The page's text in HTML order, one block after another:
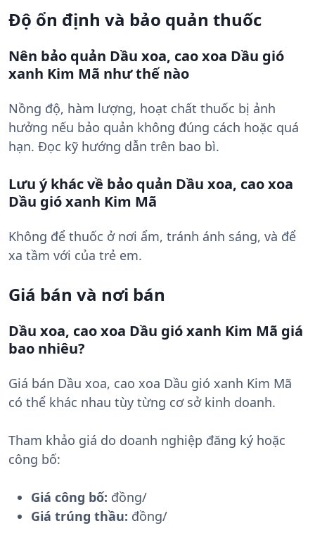
Độ ổn định và bảo quản thuốc
Nên bảo quản Dầu xoa, cao xoa Dầu gió
xanh Kim Mã như thế nào
Nồng độ, hàm lượng, hoạt chất thuốc bị ảnh
hưởng nếu bảo quản không đúng cách hoặc quá
hạn. Đọc kỹ hướng dẫn trên bao bì.
Lưu ý khác về bảo quản Dầu xoa, cao xoa
Dầu gió xanh Kim Mã
Không để thuốc ở nơi ẩm, tránh ánh sáng, và để
xa tầm với của trẻ em.
Giá bán và nơi bán
Dầu xoa, cao xoa Dầu gió xanh Kim Mã giá
bao nhiêu?
Giá bán Dầu xoa, cao xoa Dầu gió xanh Kim Mã
có thể khác nhau tùy từng cơ sở kinh doanh.
Tham khảo giá do doanh nghiệp đăng ký hoặc
công bố:
Giá công bố: đồng/
Giá trúng thầu: đồng/